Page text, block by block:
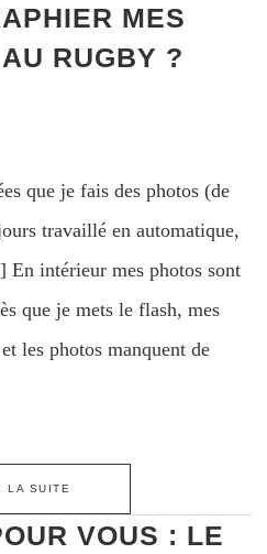
MES
RUGBY ?
que je fais des photos (de
travaillé en automatique,
En intérieur mes photos sont
que je mets le flash, mes
les photos manquent de
LA SUITE
VOUS : LE